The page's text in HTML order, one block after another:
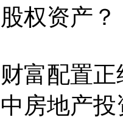
权资产？
富配置
房地产